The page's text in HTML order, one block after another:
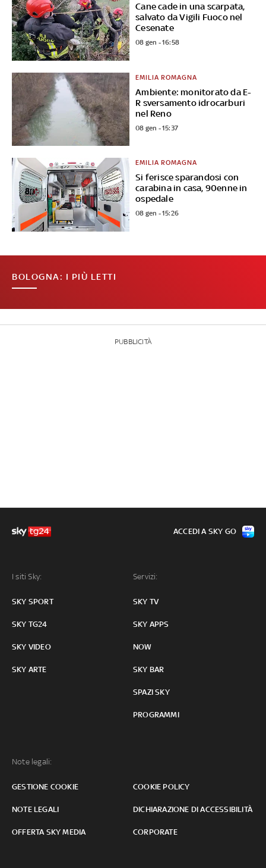
Cane cade in una scarpata,
salvato da Vigili Fuoco nel
Cesenate
08 gen - 16:58
Ambiente: monitorato da E-
R sversamento idrocarburi
nel Reno
EMILIA ROMAGNA
08 gen - 15:37
Si ferisce sparandosi con
carabina in casa, 90enne in
ospedale
EMILIA ROMAGNA
08 gen - 15:26
BOLOGNA: I PIÙ LETTI
PUBBLICITÀ
I siti Sky:
SKY SPORT
SKY TG24
SKY VIDEO
SKY ARTE
Servizi:
SKY TV
SKY APPS
NOW
SKY BAR
SPAZI SKY
PROGRAMMI
Note legali:
GESTIONE COOKIE COOKIE POLICY
NOTE LEGALI DICHIARAZIONE DI ACCESSIBILITÀ
OFFERTA SKY MEDIA CORPORATE
ACCEDI A SKY GO